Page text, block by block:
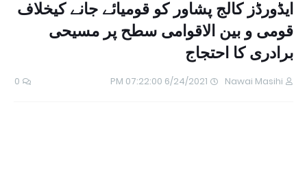
ایڈورڈز کالج پشاور کو قومیائے جانے کیخلاف
قومی و بین الاقوامی سطح پر مسیحی
برادری کا احتجاج
Nawai Masihi
6/24/2021 07:22:00 PM
0